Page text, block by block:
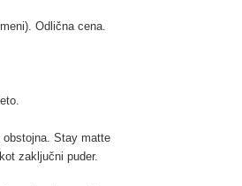
Odlična cena.
Stay matte
zaključni puder.